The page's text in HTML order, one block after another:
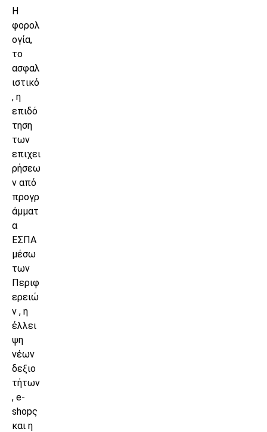
Η
φορολ
ογία,
το
ασφαλ
ιστικό
, η
επιδό
τηση
των
επιχει
ρήσεω
ν από
προγρ
άμματ
α
ΕΣΠΑ
μέσω
των
Περιφ
ερειώ
ν , η
έλλει
ψη
νέων
δεξιο
τήτων
, e-
shopς
και η